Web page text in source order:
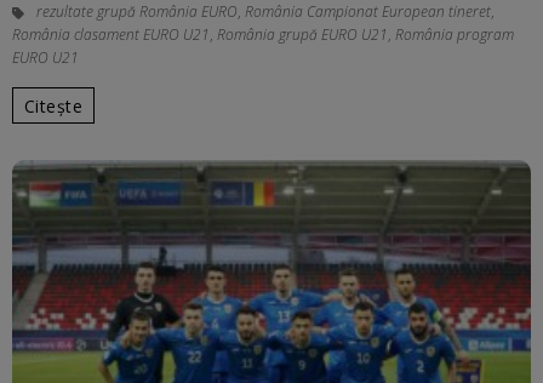
rezultate grupă România EURO, România Campionat European tineret,
România clasament EURO U21, România grupă EURO U21, România program
EURO U21
Citește